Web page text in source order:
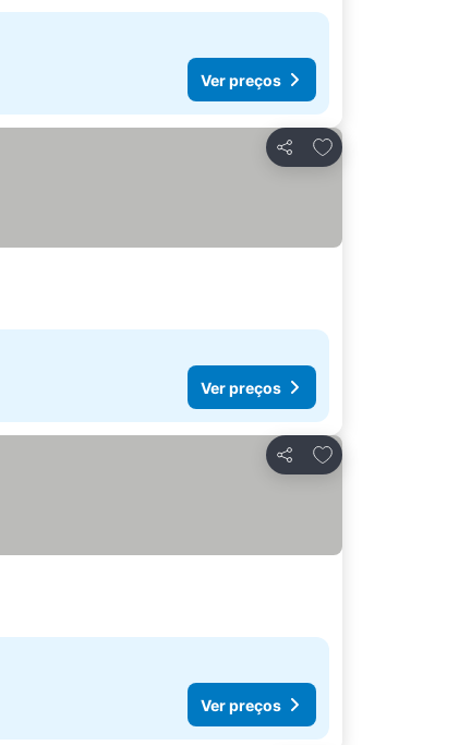
Ver preços
Partilhar
Adicionar aos
Ver preços
Partilhar
Adicionar aos
Ver preços